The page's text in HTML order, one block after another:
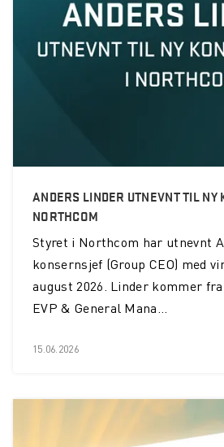
Northcom News #2
kommunikasjonssystem
Nesten 1100 brannmenn og kvinner
beskyttelse mot hørselskader
SalMar får det mest moderne
Sjöräddningssällskapet oppgraderer
Sveriges Radio velger Northcom sin
ANDERS LINDER UTNEVNT TIL NY
NORTHCOM
Styret i Northcom har utnevnt
konsernsjef (Group CEO) med
august 2026. Linder kommer
EVP & General Mana...
15.06.2026